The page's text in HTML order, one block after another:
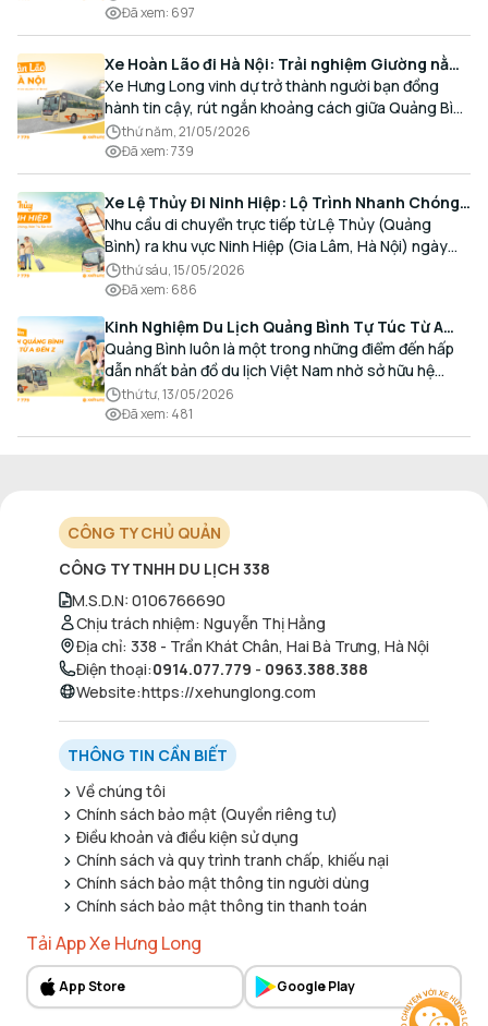
Đã xem: 697
Xe Hoàn Lão đi Hà Nội: Trải nghiệm Giường nằm
Cao cấp, Đón trả Tận nơi
Xe Hưng Long vinh dự trở thành người bạn đồng
hành tin cậy, rút ngắn khoảng cách giữa Quảng Bình
và Thủ đô bằng chất lượng dịch vụ chuẩn mực.
thứ năm, 21/05/2026
Đã xem:739
Xe Lệ Thủy Đi Ninh Hiệp: Lộ Trình Nhanh Chóng,
Đón Trả Tận Nơi
Nhu cầu di chuyển trực tiếp từ Lệ Thủy (Quảng
Bình) ra khu vực Ninh Hiệp (Gia Lâm, Hà Nội) ngày
càng gia tăng, đặc biệt đối với các hành khách có
nhu cầu giao thương, kinh doanh và mua sắm.
thứ sáu, 15/05/2026
Đã xem: 686
Kinh Nghiệm Du Lịch Quảng Bình Tự Túc Từ A
Đến Z Chi Tiết Nhất
Quảng Bình luôn là một trong những điểm đến hấp
dẫn nhất bản đồ du lịch Việt Nam nhờ sở hữu hệ
thống hang động kỳ vĩ, những bãi biển hoang sơ và
nét ẩm thực đậm đà bản sắc.
thứ tư, 13/05/2026
Đã xem: 481
CÔNG TY CHỦ QUẢN
CÔNG TY TNHH DU LỊCH 338
M.S.D.N: 0106766690
Chịu trách nhiệm: Nguyễn Thị Hằng
Địa chỉ: 338 - Trần Khát Chân, Hai Bà Trưng, Hà Nội
Điện thoại:0914.077.779 - 0963.388.388
Website:https://xehunglong.com
THÔNG TIN CẦN BIẾT
Về chúng tôi
Chính sách bảo mật (Quyền riêng tư)
Điều khoản và điều kiện sử dụng
Chính sách và quy trình tranh chấp, khiếu nại
Chính sách bảo mật thông tin người dùng
Chính sách bảo mật thông tin thanh toán
Tải App Xe Hưng Long
App Store Google Play